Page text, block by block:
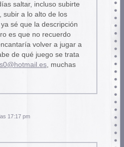
saltar, incluso subirte
subir a lo alto de los
sé que la descripción
es que no recuerdo
volver a jugar a
de qué juego se trata
, muchas
17:17 pm